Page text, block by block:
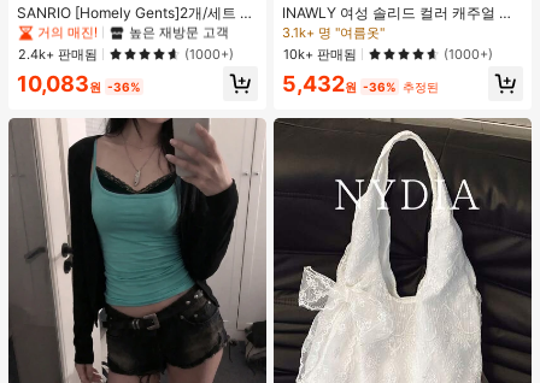
SANRIO [Homely Gents]2개/세트 여
성 프린트 라펠 반팔 버튼 포켓 상의
및 보우 반바지 잠옷 세트, 캐주얼 홈
웨어, 봄/여름에 적합
#1 TOP 3위
프라이드 월 여성 파자마 세트
거의 매진!
높은 재방문 고객
#1 TOP 3위
프라이드 월 여성 파자마 세트
거의 매진!
높은 재방문 고객
#1 TOP 3위
프라이드 월 여성 파자마 세트
거의 매진!
2.4k+ 판매됨 (1000+)
10,083원 -36%
INAWLY 여성 솔리드 컬러 캐주얼 얇
은 가디건, 봄/여름
3.1k+ 명 "여름옷"
10k+ 판매됨
(1000+)
5,432원 -36% 추정된